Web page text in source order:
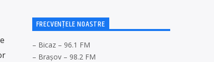
FRECVENȚELE NOASTRE
– Bicaz – 96.1 FM
– Brașov – 98.2 FM